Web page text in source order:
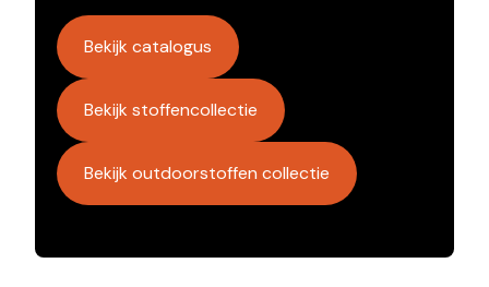
Bekijk catalogus
Bekijk stoffencollectie
Bekijk outdoorstoffen collectie